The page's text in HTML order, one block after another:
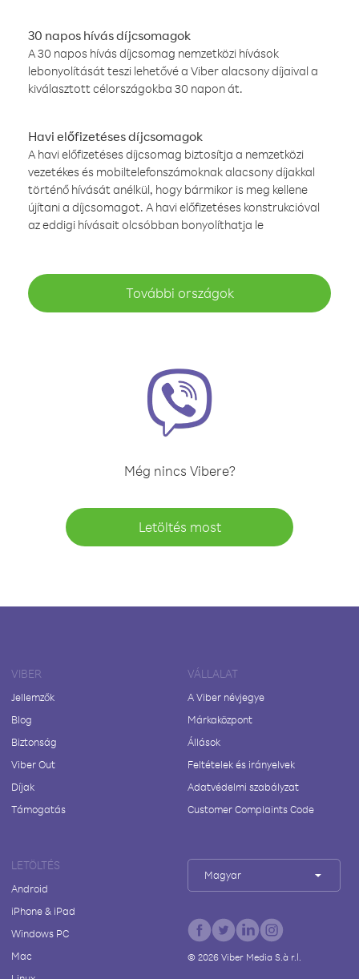
30 napos hívás díjcsomagok
A 30 napos hívás díjcsomag nemzetközi hívások
lebonyolítását teszi lehetővé a Viber alacsony díjaival a
kiválasztott célországokba 30 napon át.
Havi előfizetéses díjcsomagok
A havi előfizetéses díjcsomag biztosítja a nemzetközi
vezetékes és mobiltelefonszámoknak alacsony díjakkal
történő hívását anélkül, hogy bármikor is meg kellene
újítani a díjcsomagot. A havi előfizetéses konstrukcióval
az eddigi hívásait olcsóbban bonyolíthatja le
További országok
Még nincs Vibere?
Letöltés most
VIBER
Jellemzők
Blog
Biztonság
Viber Out
Díjak
Támogatás
VÁLLALAT
A Viber névjegye
Márkaközpont
Állások
Feltételek és irányelvek
Adatvédelmi szabályzat
Customer Complaints Code
LETÖLTÉS
Android
iPhone & iPad
Windows PC
Mac
Magyar
© 2026Viber Media S.à r.l.